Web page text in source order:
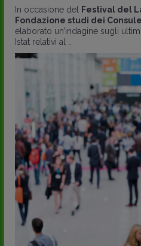
In occasione del Festival del
Fondazione studi dei
elaborato un’indagine sugli
Istat relativi al ..